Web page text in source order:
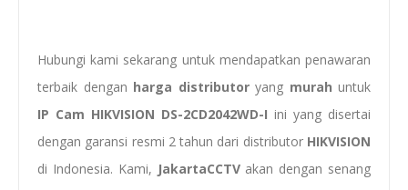
Hubungi kami sekarang untuk mendapatkan penawaran
terbaik dengan harga distributoryang murah untuk
IP Cam HIKVISION DS-2CD2042WD-I ini yang disertai
dengan garansi resmi 2 tahun dari distributor HIKVISION
di Indonesia. Kami, JakartaCCTVakan dengan senang